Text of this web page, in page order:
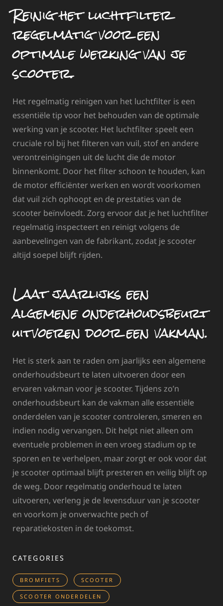
Reinig het luchtfilter
regelmatig voor een
optimale werking van je
scooter.
Het regelmatig reinigen van het luchtfilter is een
essentiële tip voor het behouden van de optimale
werking van je scooter. Het luchtfilter speelt een
cruciale rol bij het filteren van vuil, stof en andere
verontreinigingen uit de lucht die de motor
binnenkomt. Door het filter schoon te houden, kan
de motor efficiënter werken en wordt voorkomen
dat vuil zich ophoopt en de prestaties van de
scooter beïnvloedt. Zorg ervoor dat je het luchtfilter
regelmatig inspecteert en reinigt volgens de
aanbevelingen van de fabrikant, zodat je scooter
altijd soepel blijft rijden.
Laat jaarlijks een
algemene onderhoudsbeurt
uitvoeren door een vakman.
Het is sterk aan te raden om jaarlijks een algemene
onderhoudsbeurt te laten uitvoeren door een
ervaren vakman voor je scooter. Tijdens zo’n
onderhoudsbeurt kan de vakman alle essentiële
onderdelen van je scooter controleren, smeren en
indien nodig vervangen. Dit helpt niet alleen om
eventuele problemen in een vroeg stadium op te
sporen en te verhelpen, maar zorgt er ook voor dat
je scooter optimaal blijft presteren en veilig blijft op
de weg. Door regelmatig onderhoud te laten
uitvoeren, verleng je de levensduur van je scooter
en voorkom je onverwachte pech of
reparatiekosten in de toekomst.
CATEGORIES
BROMFIETS SCOOTER
SCOOTER ONDERDELEN